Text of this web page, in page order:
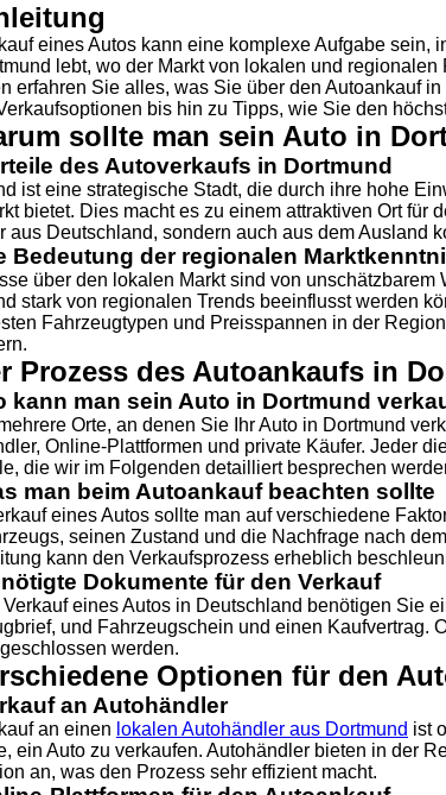
eines Autos kann eine komplexe Aufgabe sein,
lebt, wo der Markt von lokalen und
erfahren Sie alles, was Sie über den Autoankauf
bis hin zu Tipps, wie Sie den
sollte man sein Auto in
des Autoverkaufs in Dortmund
ist eine strategische Stadt, die durch ihre hohe
bietet. Dies macht es zu einem attraktiven Ort für
aus Deutschland, sondern auch aus dem Ausland
Bedeutung der regionalen
über den lokalen Markt sind von unschätzbarem
stark von regionalen Trends beeinflusst werden
Fahrzeugtypen und Preisspannen in der
Prozess des Autoankaufs in
kann man sein Auto in Dortmund
Orte, an denen Sie Ihr Auto in Dortmund
Online-Plattformen und private Käufer. Jeder
die wir im Folgenden detailliert besprechen
man beim Autoankauf beachten sollte
eines Autos sollte man auf verschiedene
seinen Zustand und die Nachfrage nach
kann den Verkaufsprozess erheblich
Dokumente für den Verkauf
Verkauf eines Autos in Deutschland benötigen Sie
und Fahrzeugschein und einen Kaufvertrag.
werden.
Optionen für den
an Autohändler
an einen lokalen Autohändler aus Dortmund ist
ein Auto zu verkaufen. Autohändler bieten in der
an, was den Prozess sehr effizient macht.